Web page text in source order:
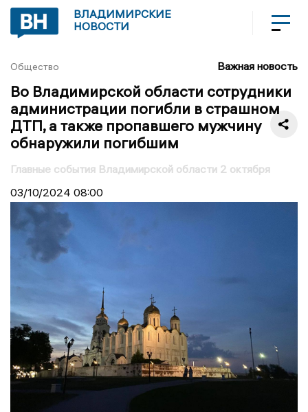
ВЛАДИМИРСКИЕ
НОВОСТИ
Общество Важная новость
Во Владимирской области сотрудники
администрации погибли в страшном
ДТП, а также пропавшего мужчину
обнаружили погибшим
Главные события Владимирской области 2 октября
03/10/2024 08:00